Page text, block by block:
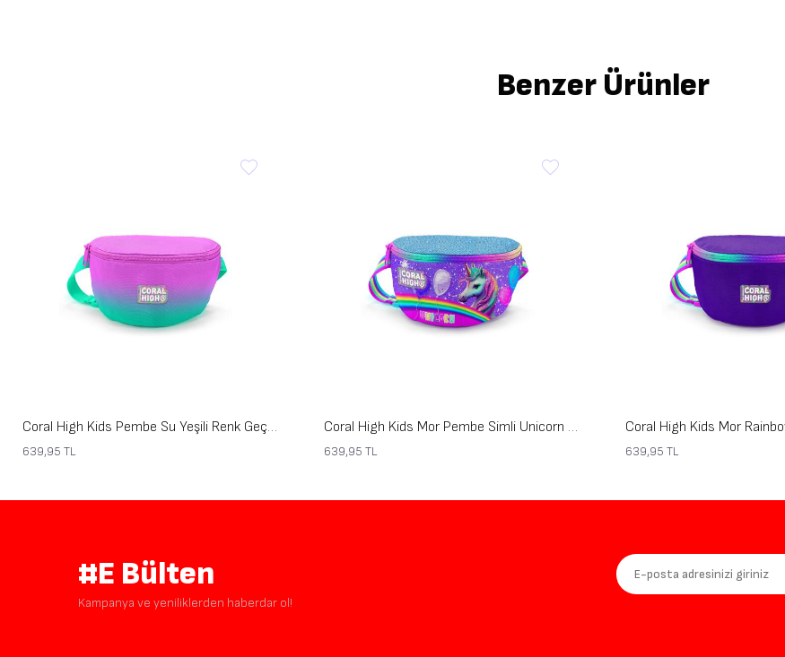
Benzer Ürünler
Coral High Kids Pembe Su Yeşili Renk Geçişli Bel Çantası 11556
639,95 TL
Coral High Kids Mor Pembe Simli Unicorn Desenli Bel Çantası 11555
639,95 TL 639,95 TL
#E Bülten
Kampanya ve yeniliklerden haberdar ol!